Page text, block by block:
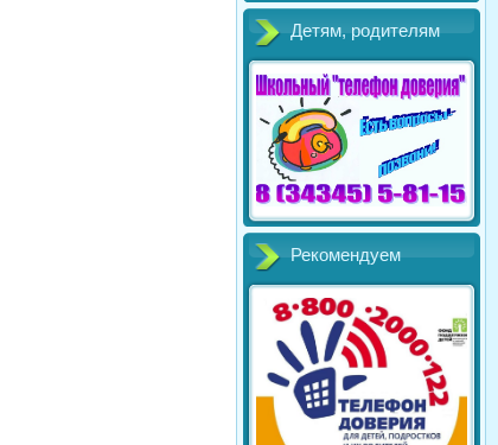
Детям, родителям
Рекомендуем